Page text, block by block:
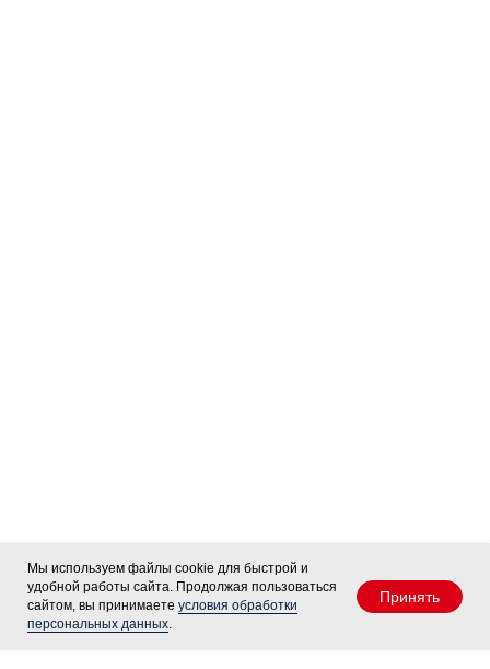
Мы используем файлы cookie для быстрой и
удобной работы сайта. Продолжая пользоваться
сайтом, вы принимаете условия обработки
персональных данных.
Принять